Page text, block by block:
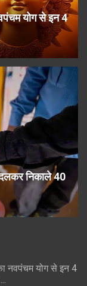
योग से इन 4
निकाले 40
नवपंचम योग से इन 4